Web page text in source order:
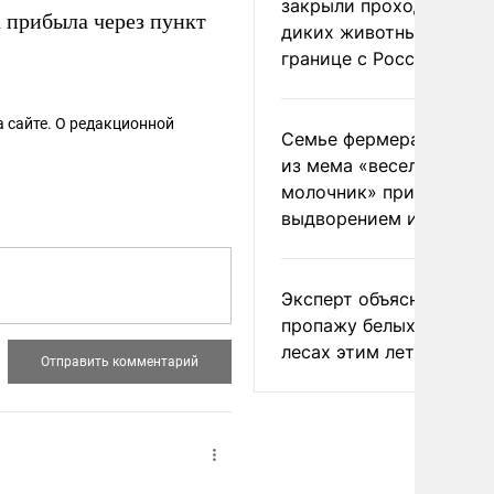
через пункт
сайте. О редакционной
закрыли проходы для
диких животных на
границе с Россией
Семье фермера
из мема «веселый
молочник» пригрозили
выдворением из
Эксперт объяснил
пропажу белых грибов
лесах этим летом